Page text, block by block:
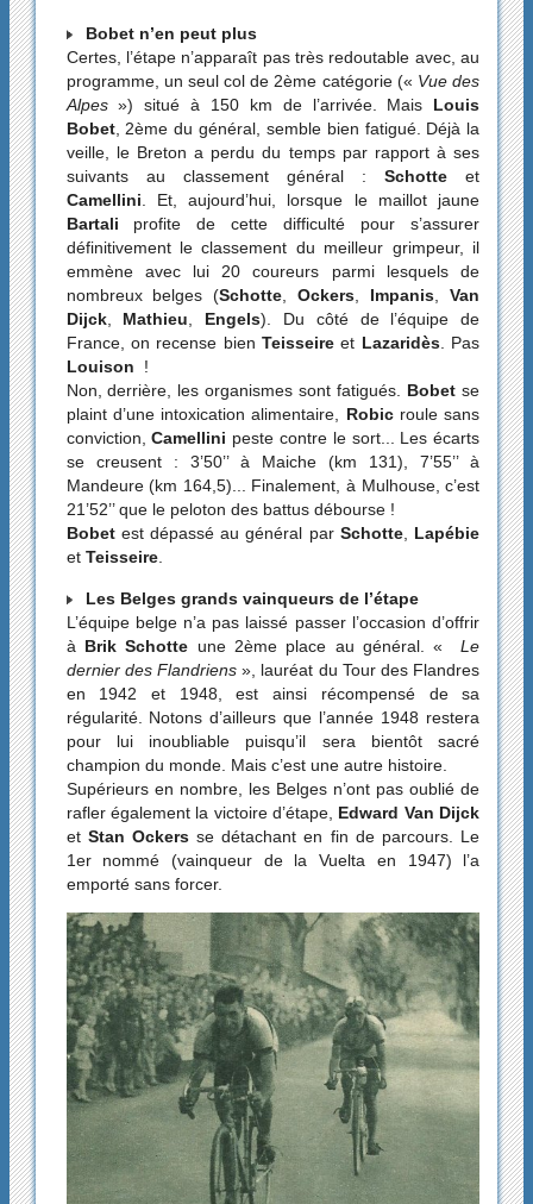
Bobet n’en peut plus
Certes, l’étape n’apparaît pas très redoutable avec, au
programme, un seul col de 2ème catégorie (« Vue des
Alpes») situé à 150 km de l’arrivée. Mais Louis
Bobet, 2ème du général, semble bien fatigué. Déjà la
veille, le Breton a perdu du temps par rapport à ses
suivants au classement général :Schotte et
Camellini. Et, aujourd’hui, lorsque le maillot jaune
Bartali profite de cette difficulté pour s’assurer
définitivement le classement du meilleur grimpeur, il
emmène avec lui 20 coureurs parmi lesquels de
nombreux belges (Schotte,Ockers, Impanis,Van
Dijck, Mathieu, Engels). Du côté de l’équipe de
France, on recense bien Teisseire et Lazaridès. Pas
Louison
!
Non, derrière, les organismes sont fatigués. Bobet se
plaint d’une intoxication alimentaire, Robicroule sans
conviction, Camellini peste contre le sort... Les écarts
se creusent : 3’50’’ à Maiche (km 131), 7’55’’ à
Mandeure (km 164,5)... Finalement, à Mulhouse, c’est
21’52’’ que le peloton des battus débourse !
Bobetest dépassé au général par Schotte, Lapébie
et Teisseire.
Les Belges grands vainqueurs de l’étape
L’équipe belge n’a pas laissé passer l’occasion d’offrir
à Brik Schotte une 2ème place au général. «
Le
dernier des Flandriens», lauréat du Tour des Flandres
en 1942 et 1948, est ainsi récompensé de sa
régularité. Notons d’ailleurs que l’année 1948 restera
pour lui inoubliable puisqu’il sera bientôt sacré
champion du monde. Mais c’est une autre histoire.
Supérieurs en nombre, les Belges n’ont pas oublié de
rafler également la victoire d’étape, Edward Van Dijck
etStan Ockersse détachant en fin de parcours. Le
1er nommé (vainqueur de la Vuelta en 1947) l’a
emporté sans forcer.